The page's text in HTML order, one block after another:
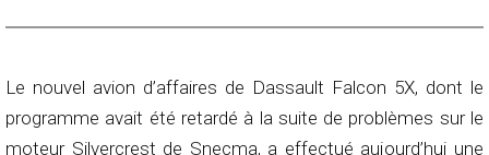
Le nouvel avion d’affaires de Dassault Falcon 5X, dont le
programme avait été retardé à la suite de problèmes sur le
moteur Silvercrest de Snecma, a effectué aujourd’hui une